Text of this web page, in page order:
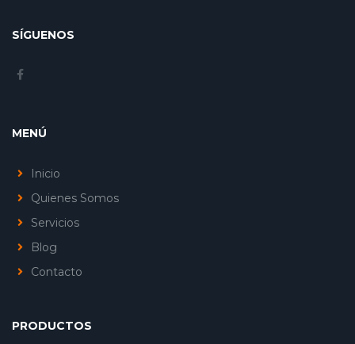
SÍGUENOS
MENÚ
Inicio
Quienes Somos
Servicios
Blog
Contacto
PRODUCTOS